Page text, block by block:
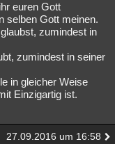
euren Gott
selben Gott meinen.
zumindest in
zumindest in seiner
in gleicher Weise
Einzigartig ist.
27.09.2016 um 16:58